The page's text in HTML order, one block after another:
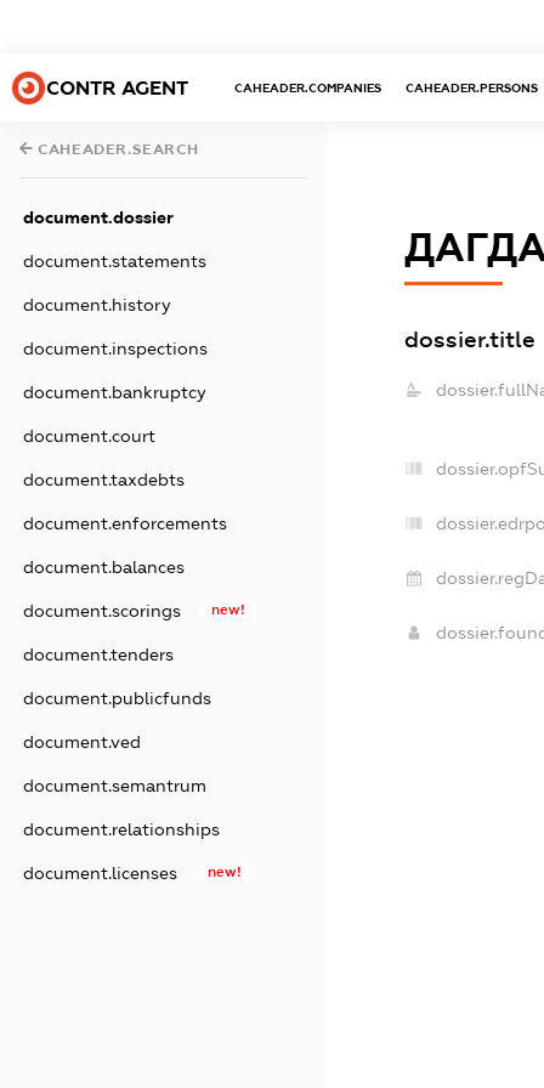
CONTR AGENT CAHEADER.COMPANIES CAHEADER.PERSONS
CAHEADER.SEARCH
document.dossier
document.statements
document.history
document.inspections
document.bankruptcy
document.court
document.taxdebts
document.enforcements
document.balances
document.scorings new!
document.tenders
document.publicfunds
document.ved
document.semantrum
document.relationships
document.licenses new!
dossier.title